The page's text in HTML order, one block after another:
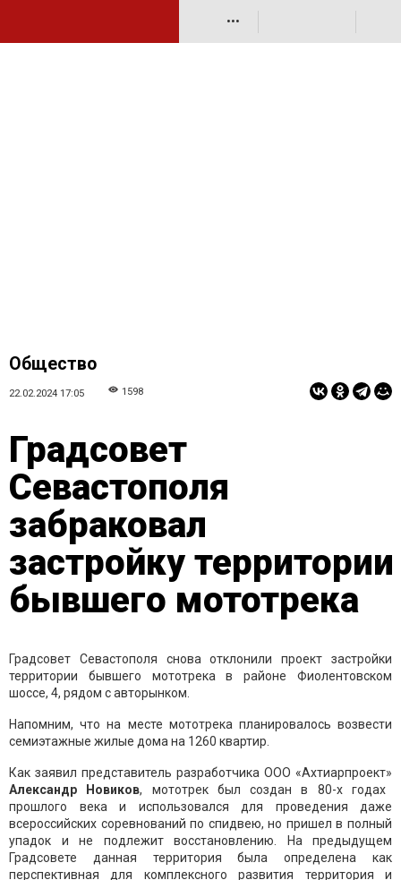
•••
Общество
22.02.2024 17:05 1598
Градсовет
Севастополя
забраковал
застройку территории
бывшего мототрека
Градсовет Севастополя снова отклонили проект застройки
территории бывшего мототрека в районе Фиолентовском
шоссе, 4, рядом с авторынком.
Напомним, что на месте мототрека планировалось возвести
семиэтажные жилые дома на 1260 квартир.
Как заявил представитель разработчика ООО «Ахтиарпроект»
Александр Новиков, мототрек был создан в 80-х годах
прошлого века и использовался для проведения даже
всероссийских соревнований по спидвею, но пришел в полный
упадок и не подлежит восстановлению. На предыдущем
Градсовете данная территория была определена как
перспективная для комплексного развития территория и